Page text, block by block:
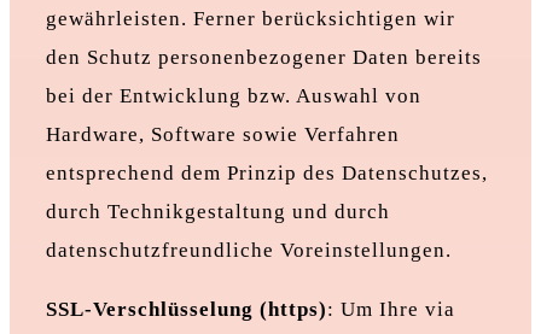
gewährleisten. Ferner berücksichtigen wir
den Schutz personenbezogener Daten bereits
bei der Entwicklung bzw. Auswahl von
Hardware, Software sowie Verfahren
entsprechend dem Prinzip des Datenschutzes,
durch Technikgestaltung und durch
datenschutzfreundliche Voreinstellungen.
SSL-Verschlüsselung (https): Um Ihre via